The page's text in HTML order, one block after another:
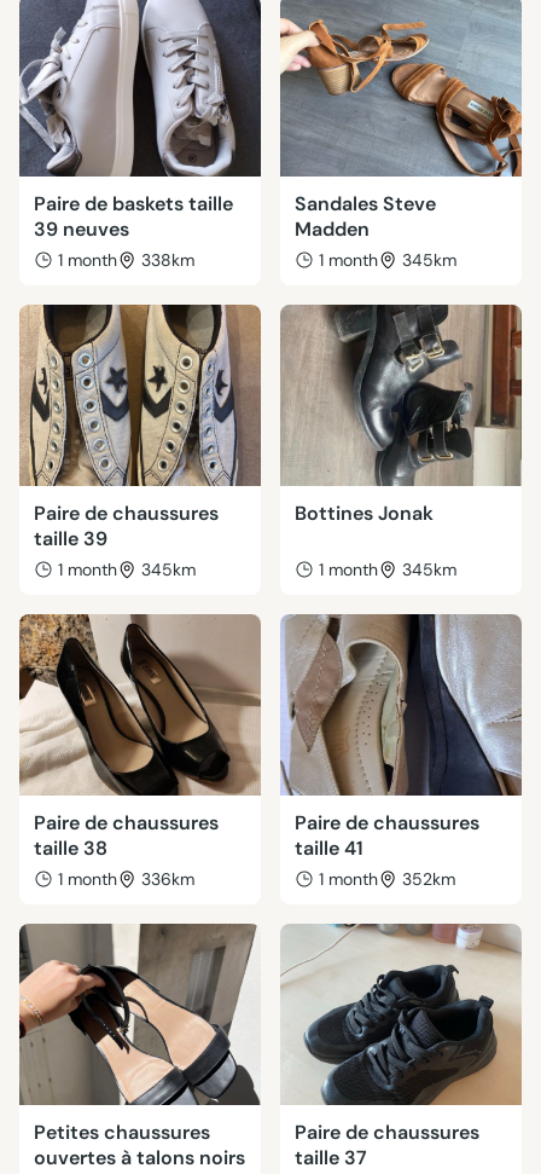
Paire de baskets taille
39 neuves
1 month 338km
Sandales Steve
Madden
1 month 345km
Paire de chaussures
taille 39
1 month 345km
Bottines Jonak
1 month 345km
Paire de chaussures
taille 38
1 month 336km
Paire de chaussures
taille 41
1 month 352km
Petites chaussures
ouvertes à talons noirs
Paire de chaussures
taille 37